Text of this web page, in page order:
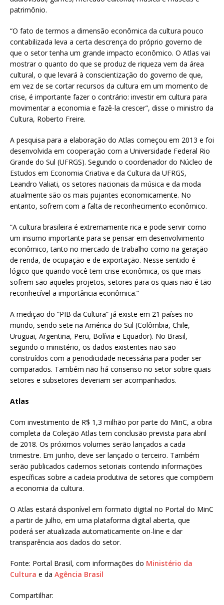
patrimônio.
“O fato de termos a dimensão econômica da cultura pouco
contabilizada leva a certa descrença do próprio governo de
que o setor tenha um grande impacto econômico. O Atlas vai
mostrar o quanto do que se produz de riqueza vem da área
cultural, o que levará à conscientização do governo de que,
em vez de se cortar recursos da cultura em um momento de
crise, é importante fazer o contrário: investir em cultura para
movimentar a economia e fazê-la crescer”, disse o ministro da
Cultura, Roberto Freire.
A pesquisa para a elaboração do Atlas começou em 2013 e foi
desenvolvida em cooperação com a Universidade Federal Rio
Grande do Sul (UFRGS). Segundo o coordenador do Núcleo de
Estudos em Economia Criativa e da Cultura da UFRGS,
Leandro Valiati, os setores nacionais da música e da moda
atualmente são os mais pujantes economicamente. No
entanto, sofrem com a falta de reconhecimento econômico.
“A cultura brasileira é extremamente rica e pode servir como
um insumo importante para se pensar em desenvolvimento
econômico, tanto no mercado de trabalho como na geração
de renda, de ocupação e de exportação. Nesse sentido é
lógico que quando você tem crise econômica, os que mais
sofrem são aqueles projetos, setores para os quais não é tão
reconhecível a importância econômica.”
A medição do “PIB da Cultura” já existe em 21 países no
mundo, sendo sete na América do Sul (Colômbia, Chile,
Uruguai, Argentina, Peru, Bolívia e Equador). No Brasil,
segundo o ministério, os dados existentes não são
construídos com a periodicidade necessária para poder ser
comparados. Também não há consenso no setor sobre quais
setores e subsetores deveriam ser acompanhados.
Atlas
Com investimento de R$ 1,3 milhão por parte do MinC, a obra
completa da Coleção Atlas tem conclusão prevista para abril
de 2018. Os próximos volumes serão lançados a cada
trimestre. Em junho, deve ser lançado o terceiro. Também
serão publicados cadernos setoriais contendo informações
específicas sobre a cadeia produtiva de setores que compõem
a economia da cultura.
O Atlas estará disponível em formato digital no Portal do MinC
a partir de julho, em uma plataforma digital aberta, que
poderá ser atualizada automaticamente on-line e dar
transparência aos dados do setor.
Fonte: Portal Brasil, com informações do Ministério da
Cultura e da Agência Brasil
Compartilhar: